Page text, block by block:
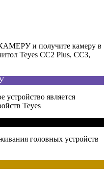
и получите камеру в
Teyes CC2 Plus, CC3,
является
Teyes
головных устройств